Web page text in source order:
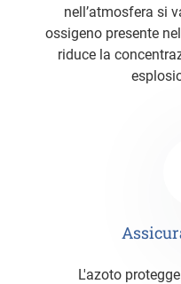
nell’atmosfera si
ossigeno presente
riduce la
L'azoto protegge i prodotti. Puro, pulito,